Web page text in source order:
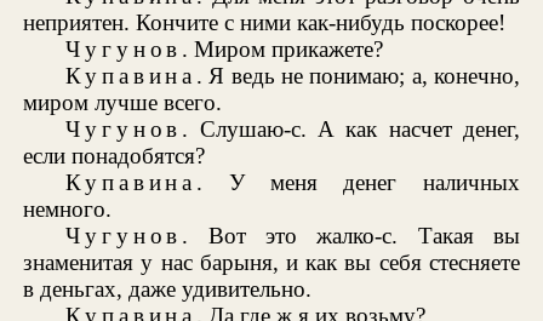
неприятен. Кончите с ними как-нибудь поскорее!
Чугунов . Миром прикажете?
Купавина . Я ведь не понимаю; а, конечно,
миром лучше всего.
Чугунов . Слушаю-с. А как насчет денег,
если понадобятся?
Купавина . У меня денег наличных
немного.
Чугунов . Вот это жалко-с. Такая вы
знаменитая у нас барыня, и как вы себя стесняете
в деньгах, даже удивительно.
Купавина . Да где ж я их возьму?